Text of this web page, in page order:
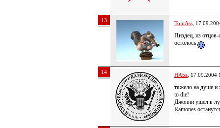
13 TomAss ,
Пиздец, из отцов-
остолось
14 HAba , 17.09.2004
тяжело на душе и
to die!
Джонни ушел в
Ramones